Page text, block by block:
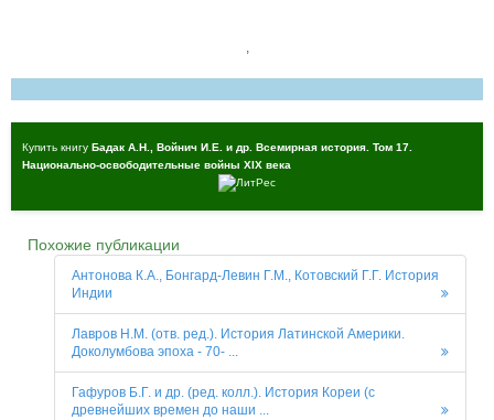
,
Купить книгу Бадак А.Н., Войнич И.Е. и др. Всемирная история. Том 17.
Национально-освободительные войны XIX века
Похожие публикации
Антонова К.А., Бонгард-Левин Г.М., Котовский Г.Г. История
Индии
Лавров Н.М. (отв. ред.). История Латинской Америки.
Доколумбова эпоха - 70- ...
Гафуров Б.Г. и др. (ред. колл.). История Кореи (с
древнейших времен до наши ...